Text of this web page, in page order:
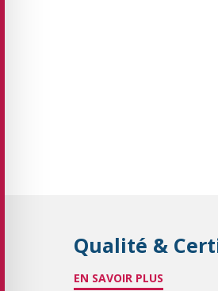
Qualité &
EN SAVOIR PLUS